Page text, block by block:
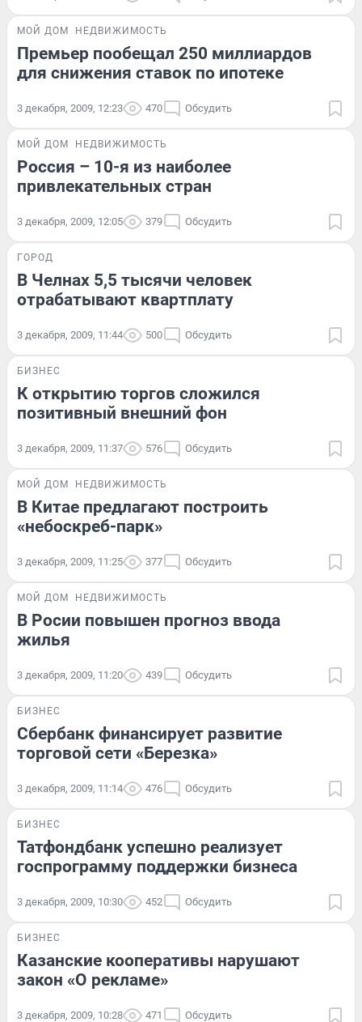
МОЙ ДОМ НЕДВИЖИМОСТЬ
Премьер пообещал 250 миллиардов
для снижения ставок по ипотеке
3 декабря, 2009, 12:23 470 Обсудить
МОЙ ДОМ НЕДВИЖИМОСТЬ
Россия – 10-я из наиболее
привлекательных стран
3 декабря, 2009, 12:05 379 Обсудить
ГОРОД
В Челнах 5,5 тысячи человек
отрабатывают квартплату
3 декабря, 2009, 11:44 500 Обсудить
БИЗНЕС
К открытию торгов сложился
позитивный внешний фон
3 декабря, 2009, 11:37 576 Обсудить
МОЙ ДОМ НЕДВИЖИМОСТЬ
В Китае предлагают построить
«небоскреб-парк»
3 декабря, 2009, 11:25 377 Обсудить
МОЙ ДОМ НЕДВИЖИМОСТЬ
В Росии повышен прогноз ввода
жилья
3 декабря, 2009, 11:20 439 Обсудить
БИЗНЕС
Сбербанк финансирует развитие
торговой сети «Березка»
3 декабря, 2009, 11:14 476 Обсудить
БИЗНЕС
Татфондбанк успешно реализует
госпрограмму поддержки бизнеса
3 декабря, 2009, 10:30 452 Обсудить
БИЗНЕС
Казанские кооперативы нарушают
закон «О рекламе»
3 декабря, 2009, 10:28 471 Обсудить